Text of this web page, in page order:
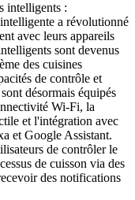
intelligents :
a révolutionné
avec leurs appareils
sont devenus
des cuisines
de contrôle et
désormais équipés
Wi-Fi, la
et l'intégration avec
et Google Assistant.
de contrôler le
de cuisson via des
des notifications